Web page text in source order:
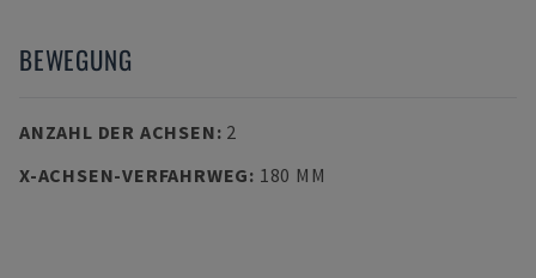
BEWEGUNG
ANZAHL DER ACHSEN: 2
X-ACHSEN-VERFAHRWEG: 180 MM